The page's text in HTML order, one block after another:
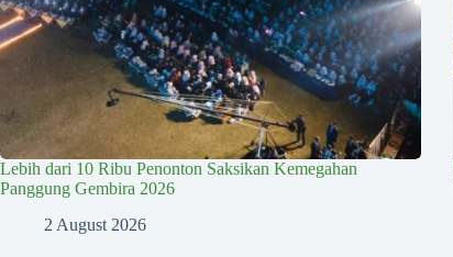
Lebih dari 10 Ribu Penonton Saksikan Kemegahan
Panggung Gembira 2026
2 August 2026